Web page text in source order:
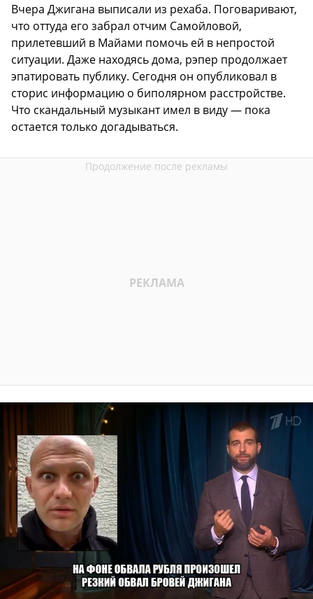
Вчера Джигана выписали из рехаба. Поговаривают,
что оттуда его забрал отчим Самойловой,
прилетевший в Майами помочь ей в непростой
ситуации. Даже находясь дома, рэпер продолжает
эпатировать публику. Сегодня он опубликовал в
сторис информацию о биполярном расстройстве.
Что скандальный музыкант имел в виду — пока
остается только догадываться.